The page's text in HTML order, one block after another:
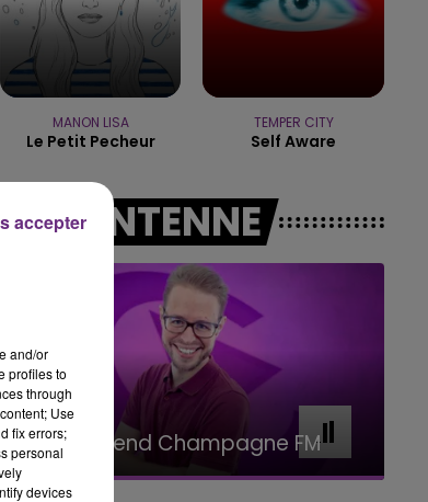
11h00 - 16h00
LE WEEK-END
MANON LISA
Le Petit Pecheur
TEMPER CITY
Self Aware
A L'ANTENNE
16h00 - 20h00
Le Week-end Champagne FM
and/or
profiles to
through
Use
fix errors;
personal
devices
accepter